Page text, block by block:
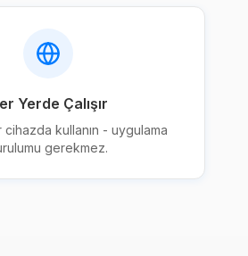
Yerde Çalışır
kullanın - uygulama
gerekmez.